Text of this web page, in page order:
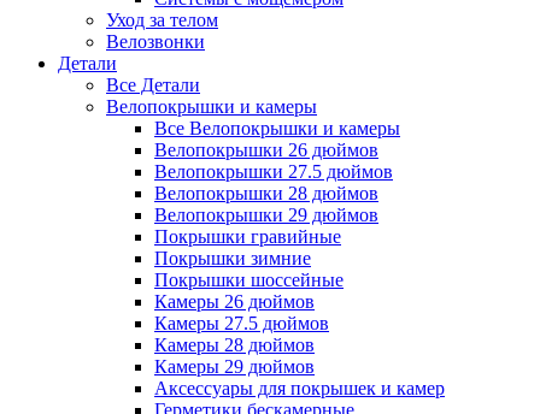
Уход за телом
Велозвонки
Детали
Все Детали
Велопокрышки и камеры
Все Велопокрышки и камеры
Велопокрышки 26 дюймов
Велопокрышки 27.5 дюймов
Велопокрышки 28 дюймов
Велопокрышки 29 дюймов
Покрышки гравийные
Покрышки зимние
Покрышки шоссейные
Камеры 26 дюймов
Камеры 27.5 дюймов
Камеры 28 дюймов
Камеры 29 дюймов
Аксессуары для покрышек и камер
Герметики бескамерные